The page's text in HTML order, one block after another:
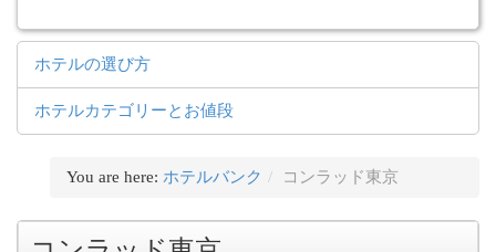
ホテルの選び方
ホテルカテゴリーとお値段
You are here: ホテルバンク コンラッド東京